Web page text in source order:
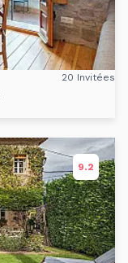
20 Invitées
9.2